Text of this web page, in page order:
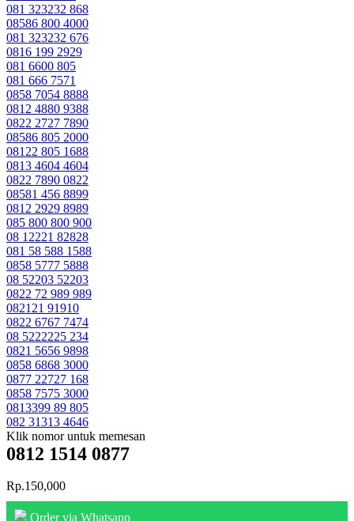
081 323232 868
08586 800 4000
081 323232 676
0816 199 2929
081 6600 805
081 666 7571
0858 7054 8888
0812 4880 9388
0822 2727 7890
08586 805 2000
08122 805 1688
0813 4604 4604
0822 7890 0822
08581 456 8899
0812 2929 8989
085 800 800 900
08 12221 82828
081 58 588 1588
0858 5777 5888
08 52203 52203
0822 72 989 989
082121 91910
0822 6767 7474
08 5222225 234
0821 5656 9898
0858 6868 3000
0877 22727 168
0858 7575 3000
0813399 89 805
082 31313 4646
Klik nomor untuk memesan
0812 1514 0877
Rp.150,000
Order via Whatsapp